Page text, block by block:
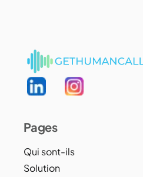
Pages
Qui sont-ils
Solution